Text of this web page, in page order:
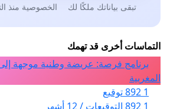
تبقى بياناتك ملكًا لك الخصوصية منذ
التماسات أخرى قد تهمك
برنامج فرصة: عريضة وطنية موجهة
المغربية
1 892 توقيع
1 892 التوقيعات / 12 أشهر